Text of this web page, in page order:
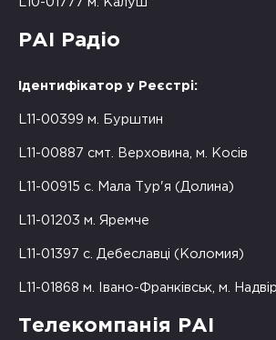
L10-01777 м. Калуш
РАІ Радіо
Ідентифікатор у Реєстрі:
L11-00399 м. Бурштин
L11-00887 смт. Верховина, м. Косів
L11-00915 с. Мала Тур'я (Долина)
L11-01203 м. Яремче
L11-01397 с. Дебеславці (Коломия)
L11-01868 м. Івано-Франківськ, м.
Телекомпанія РАІ